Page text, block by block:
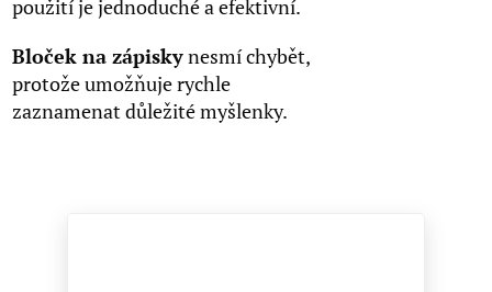
použití je jednoduché a efektivní.
Bloček na zápiskynesmí chybět,
protože umožňuje rychle
zaznamenat důležité myšlenky.